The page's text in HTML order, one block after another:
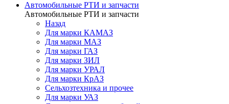
Автомобильные РТИ и запчасти
Автомобильные РТИ и запчасти
Назад
Для марки КАМАЗ
Для марки МАЗ
Для марки ГАЗ
Для марки ЗИЛ
Для марки УРАЛ
Для марки КрАЗ
Сельхозтехника и прочее
Для марки УАЗ